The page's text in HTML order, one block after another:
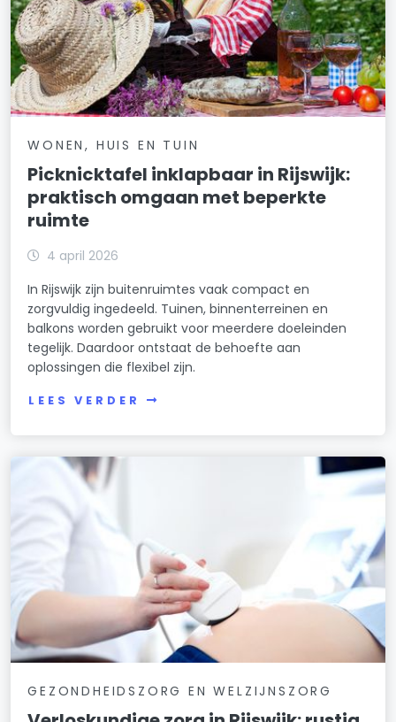
WONEN, HUIS EN TUIN
Picknicktafel inklapbaar in Rijswijk:
praktisch omgaan met beperkte
ruimte
4 april 2026
In Rijswijk zijn buitenruimtes vaak compact en
zorgvuldig ingedeeld. Tuinen, binnenterreinen en
balkons worden gebruikt voor meerdere doeleinden
tegelijk. Daardoor ontstaat de behoefte aan
oplossingen die flexibel zijn.
LEES VERDER
GEZONDHEIDSZORG EN WELZIJNSZORG